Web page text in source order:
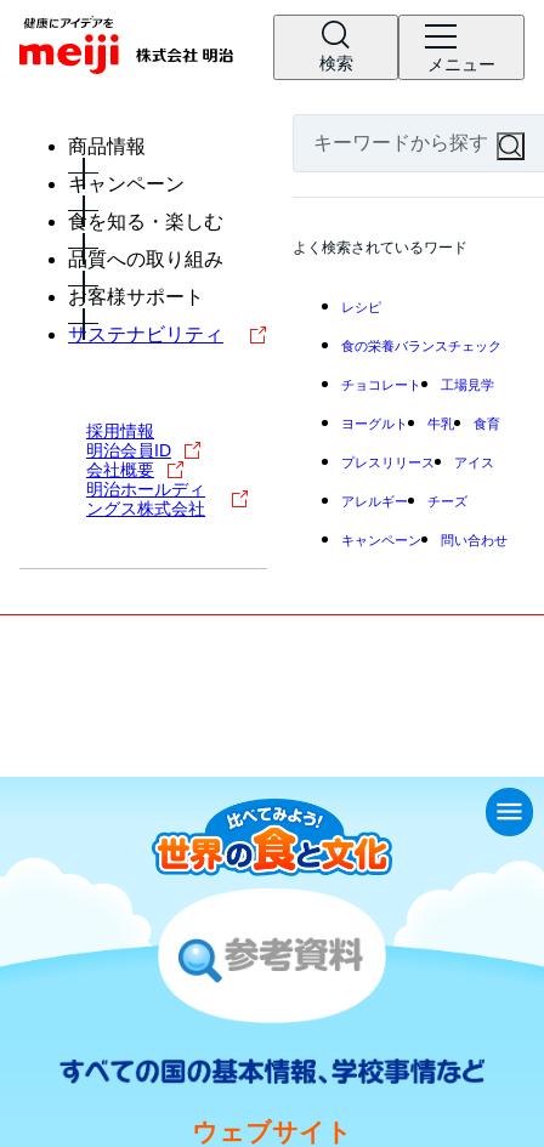
検索 メニュー
商品情報
キャンペーン
食を知る・楽しむ
品質への取り組み
お客様サポート
サステナビリティ
採用情報
明治会員ID
会社概要
明治ホールディ
ングス株式会社
よく検索されているワード
レシピ
食の栄養バランスチェック
チョコレート 工場見学
ヨーグルト 牛乳 食育
プレスリリース アイス
アレルギー チーズ
キャンペーン 問い合わせ
ウェブサイト
menu